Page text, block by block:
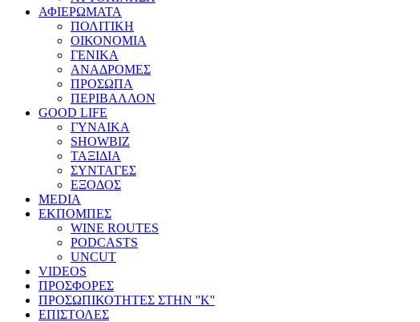
ΑΦΙΕΡΩΜΑΤΑ
ΠΟΛΙΤΙΚΗ
ΟΙΚΟΝΟΜΙΑ
ΓΕΝΙΚΑ
ΑΝΑΔΡΟΜΕΣ
ΠΡΟΣΩΠΑ
ΠΕΡΙΒΑΛΛΟΝ
GOOD LIFE
ΓΥΝΑΙΚΑ
SHOWBIZ
ΤΑΞΙΔΙΑ
ΣΥΝΤΑΓΕΣ
ΕΞΟΔΟΣ
MEDIA
ΕΚΠΟΜΠΕΣ
WINE ROUTES
PODCASTS
UNCUT
VIDEOS
ΠΡΟΣΦΟΡΕΣ
ΠΡΟΣΩΠΙΚΟΤΗΤΕΣ ΣΤΗΝ ''Κ''
ΕΠΙΣΤΟΛΕΣ